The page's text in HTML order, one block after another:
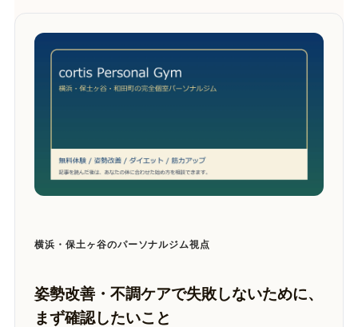
横浜・保土ヶ谷のパーソナルジム視点
姿勢改善・不調ケアで失敗しないために、
まず確認したいこと